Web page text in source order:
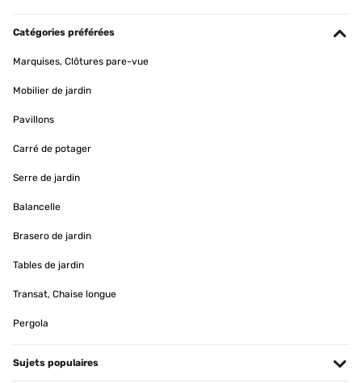
Catégories préférées
Marquises, Clôtures pare-vue
Mobilier de jardin
Pavillons
Carré de potager
Serre de jardin
Balancelle
Brasero de jardin
Tables de jardin
Transat, Chaise longue
Pergola
Sujets populaires